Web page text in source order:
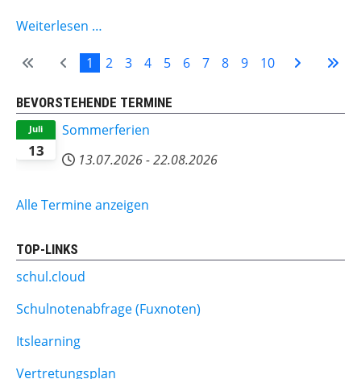
Weiterlesen …
1 2 3 4 5 6 7 8 9 10
BEVORSTEHENDE TERMINE
13
Juli
Sommerferien
13.07.2026-22.08.2026
Alle Termine anzeigen
TOP-LINKS
schul.cloud
Schulnotenabfrage (Fuxnoten)
Itslearning
Vertretungsplan